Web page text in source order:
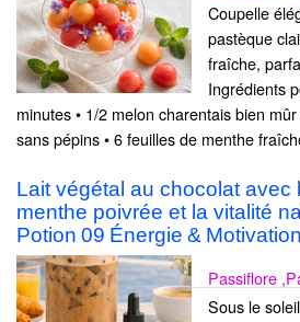
Coupelle
pastèque
fraîche,
Ingrédients
minutes • 1/2 melon charentais bien
sans pépins • 6 feuilles de menthe
Lait végétal au chocolat avec
menthe poivrée et la vitalité
Potion 09 Énergie & Motivation
Passiflore
Sous le